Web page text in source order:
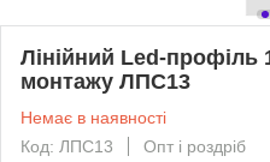
Лінійний Led-
монтажу ЛПС13
Немає в наявності
Код: ЛПС13
Опт і роздріб